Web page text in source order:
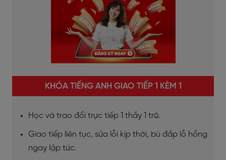
KHÓA TIẾNG ANH GIAO TIẾP 1 KÈM 1
Học và trao đổi trực tiếp 1 thầy 1 trò.
Giao tiếp liên tục, sửa lỗi kịp thời, bù đắp lỗ hổng
ngay lập tức.